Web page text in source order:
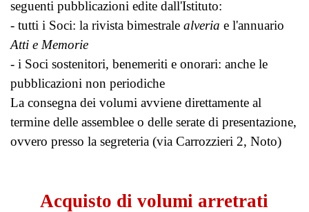
seguenti pubblicazioni edite dall'Istituto:
- tutti i Soci: la rivista bimestrale alveria e l'annuario
Atti e Memorie
- i Soci sostenitori, benemeriti e onorari: anche le
pubblicazioni non periodiche
La consegna dei volumi avviene direttamente al
termine delle assemblee o delle serate di presentazione,
ovvero presso la segreteria (via Carrozzieri 2, Noto)
Acquisto di volumi arretrati